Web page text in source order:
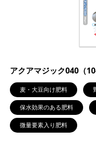
アクアマジック040（
麦・大豆向け肥料
保水効果のある肥料
微量要素入り肥料